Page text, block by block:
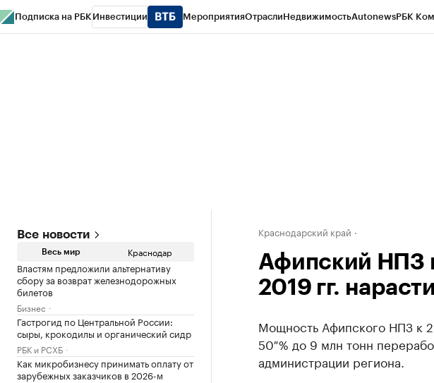
Подписка на РБК Инвестиции МероприятияОтраслиНедвижимостьAutonewsРБК
Все новости
Весь мир Краснодар
Властям предложили альтернативу
сбору за возврат железнодорожных
билетов
Бизнес
Гастрогид по Центральной России:
сыры, крокодилы и органический сидр
РБК и РСХБ
Как микробизнесу принимать оплату от
зарубежных заказчиков в 2026-м
Краснодарский край
Афипский НПЗ
2019 гг.
Мощность Афипского НПЗ к
50 % до 9 млн тонн
администрации региона.